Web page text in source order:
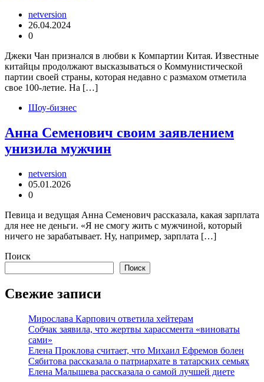
netversion
26.04.2024
0
Джеки Чан признался в любви к Компартии Китая. Известные
китайцы продолжают высказываться о Коммунистической
партии своей страны, которая недавно с размахом отметила
свое 100-летие. На […]
Шоу-бизнес
Анна Семенович своим заявлением
унизила мужчин
netversion
05.01.2026
0
Певица и ведущая Анна Семенович рассказала, какая зарплата
для нее не деньги. «Я не смогу жить с мужчиной, который
ничего не зарабатывает. Ну, например, зарплата […]
Поиск
Поиск
Свежие записи
Мирослава Карпович ответила хейтерам
Собчак заявила, что жертвы харассмента «виноваты
сами»
Елена Проклова считает, что Михаил Ефремов болен
Сябитова рассказала о патриархате в татарских семьях
Елена Малышева рассказала о самой лучшей диете